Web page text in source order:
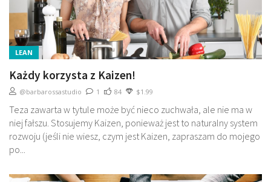
LEAN
Każdy korzysta z Kaizen!
@barbarossastudio 1 84 $1.99
Teza zawarta w tytule może być nieco zuchwała, ale nie ma w
niej fałszu. Stosujemy Kaizen, ponieważ jest to naturalny system
rozwoju (jeśli nie wiesz, czym jest Kaizen, zapraszam do mojego
po...